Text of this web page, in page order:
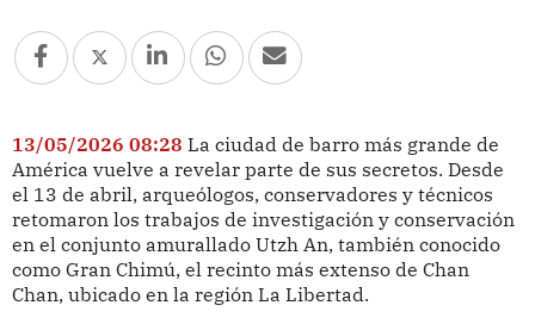
13/05/2026 08:28 La ciudad de barro más grande de
América vuelve a revelar parte de sus secretos. Desde
el 13 de abril, arqueólogos, conservadores y técnicos
retomaron los trabajos de investigación y conservación
en el conjunto amurallado Utzh An, también conocido
como Gran Chimú, el recinto más extenso de Chan
Chan, ubicado en la región La Libertad.